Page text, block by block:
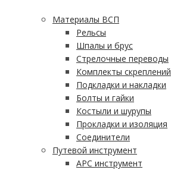
Материалы ВСП
Рельсы
Шпалы и брус
Стрелочные переводы
Комплекты скреплений
Подкладки и накладки
Болты и гайки
Костыли и шурупы
Прокладки и изоляция
Соединители
Путевой инструмент
АРС инструмент